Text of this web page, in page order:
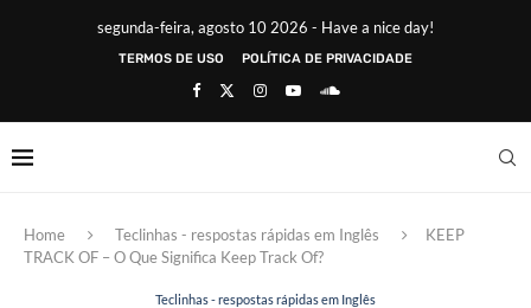
segunda-feira, agosto 10 2026 - Have a nice day!
TERMOS DE USO POLÍTICA DE PRIVACIDADE
Home Teclinhas - respostas rápidas em Inglês
KEEP
TRACK OF – O Que Significa Keep Track Of?
Teclinhas - respostas rápidas em Inglês